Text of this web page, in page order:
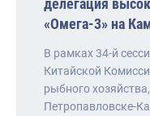
делегация
«Омега-3» на
В рамках 34-й
Китайской
рыбного
Петропавловске-